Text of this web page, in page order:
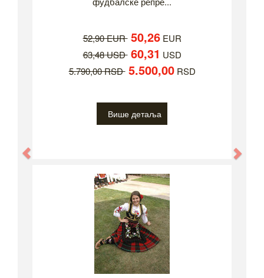
52,90 EUR 50,26EUR
63,48 USD 60,31 USD
5.790,00 RSD 5.500,00RSD
Више детаља